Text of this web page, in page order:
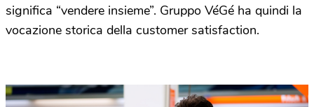
significa “vendere insieme”. Gruppo VéGé ha quindi la
vocazione storica della customer satisfaction.